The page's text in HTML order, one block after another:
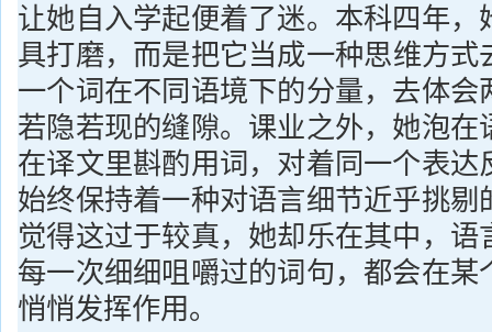
让她自入学起便着了迷。本科四年，
具打磨，而是把它当成一种思维方
一个词在不同语境下的分量，去体会
若隐若现的缝隙。课业之外，她泡在
在译文里斟酌用词，对着同一个表达
始终保持着一种对语言细节近乎挑剔
觉得这过于较真，她却乐在其中，语
每一次细细咀嚼过的词句，都会在某
悄悄发挥作用。